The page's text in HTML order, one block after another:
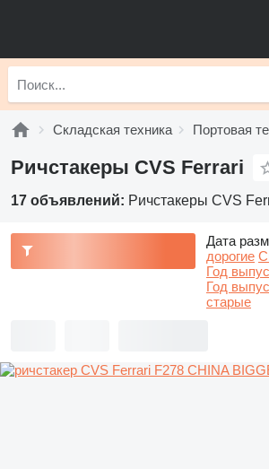
Складская техника Портовая
Ричстакеры CVS Ferrari
17 объявлений: Ричстакеры CVS
Дата
дорогие
Год
Год
старые